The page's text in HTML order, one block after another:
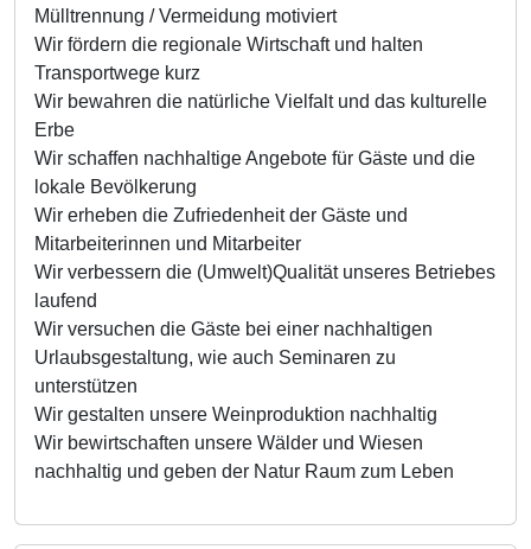
Mülltrennung / Vermeidung motiviert
Wir fördern die regionale Wirtschaft und halten
Transportwege kurz
Wir bewahren die natürliche Vielfalt und das kulturelle
Erbe
Wir schaffen nachhaltige Angebote für Gäste und die
lokale Bevölkerung
Wir erheben die Zufriedenheit der Gäste und
Mitarbeiterinnen und Mitarbeiter
Wir verbessern die (Umwelt)Qualität unseres Betriebes
laufend
Wir versuchen die Gäste bei einer nachhaltigen
Urlaubsgestaltung, wie auch Seminaren zu
unterstützen
Wir gestalten unsere Weinproduktion nachhaltig
Wir bewirtschaften unsere Wälder und Wiesen
nachhaltig und geben der Natur Raum zum Leben